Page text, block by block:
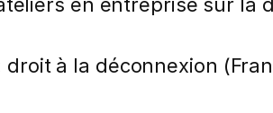
à la déconnexion